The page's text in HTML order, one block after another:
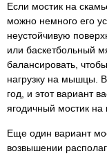
Если мостик на
можно немного его
неустойчивую
или баскетбольный
балансировать,
нагрузку на мышцы.
год, и этот вариант
ягодичный мостик на
Еще один вариант
возвышении